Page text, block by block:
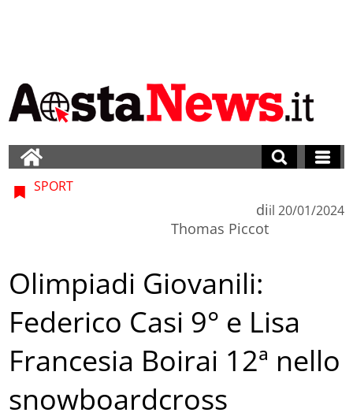
SPORT
di
Thomas Piccot
il 20/01/2024
Olimpiadi Giovanili:
Federico Casi 9° e Lisa
Francesia Boirai 12ª nello
snowboardcross